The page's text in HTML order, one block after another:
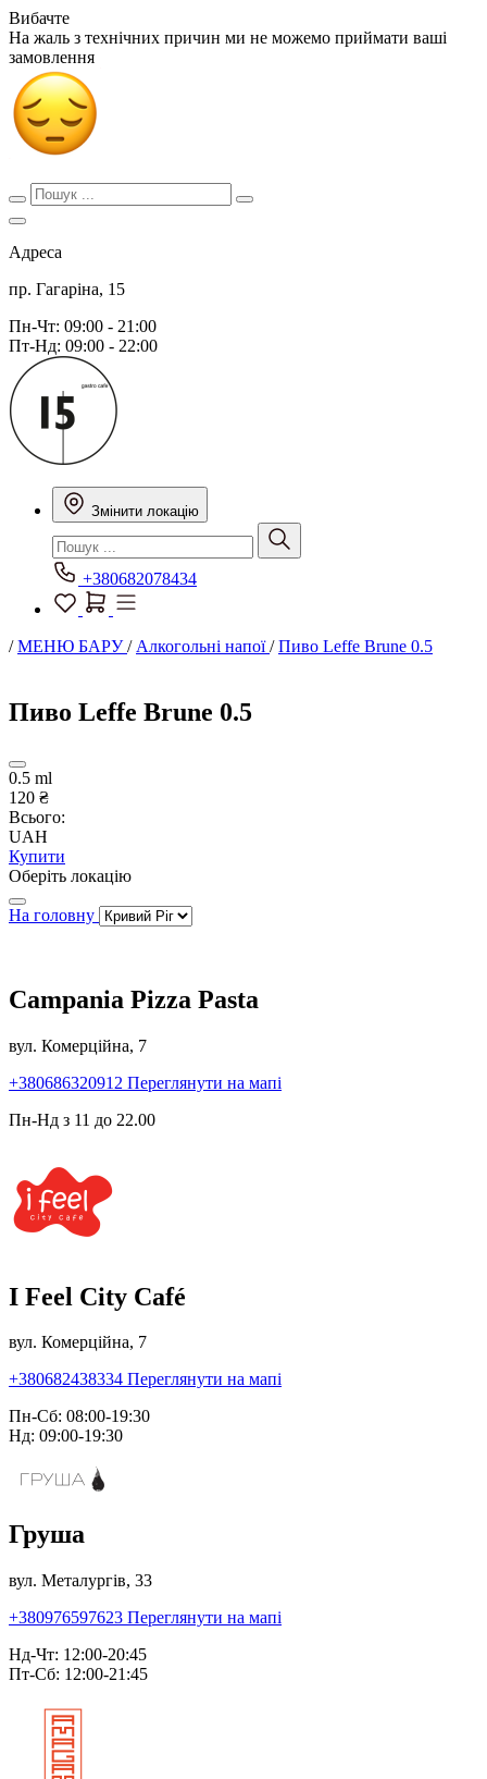
Вибачте
На жаль з технічних причин ми не можемо приймати ваші
замовлення
Адреса
пр. Гагаріна, 15
Пн-Чт: 09:00 - 21:00
Пт-Нд: 09:00 - 22:00
Змінити локацію
+380682078434
/МЕНЮ БАРУ/ Алкогольні напої/Пиво Leffe Brune 0.5
Пиво Leffe Brune 0.5
0.5 ml
120 ₴
Всього:
UAH
Купити
Оберіть локацію
На головну
Campania Pizza Pasta
вул. Комерційна, 7
+380686320912 Переглянути на мапі
Пн-Нд з 11 до 22.00
I Feel City Café
вул. Комерційна, 7
+380682438334 Переглянути на мапі
Пн-Сб: 08:00-19:30
Нд: 09:00-19:30
Груша
вул. Металургів, 33
+380976597623 Переглянути на мапі
Нд-Чт: 12:00-20:45
Пт-Сб: 12:00-21:45